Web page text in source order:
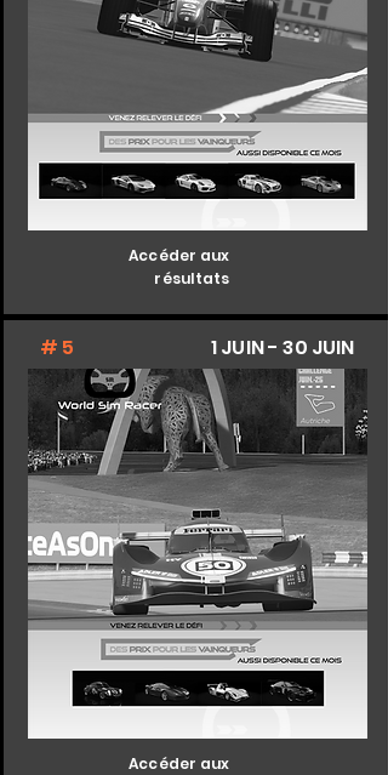
Accéder aux
résultats
# 5 1 JUIN - 30 JUIN
Accéder aux